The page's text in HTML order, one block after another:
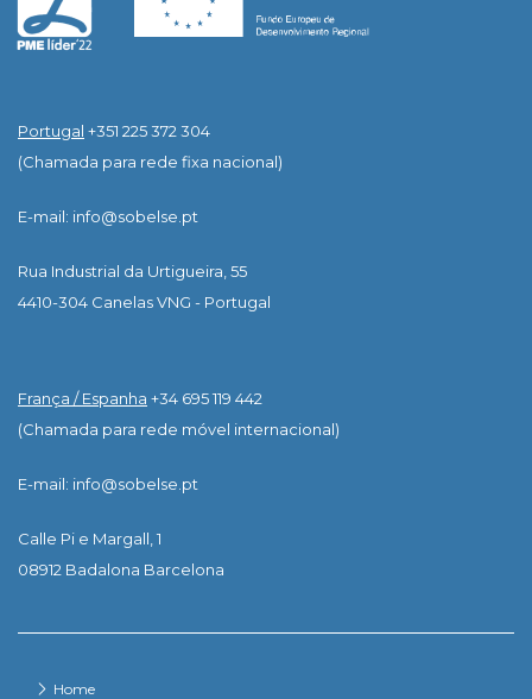
Portugal +351 225 372 304
(Chamada para rede fixa nacional)
E-mail: info@sobelse.pt
Rua Industrial da Urtigueira, 55
4410-304 Canelas VNG - Portugal
França / Espanha +34 695 119 442
(Chamada para rede móvel internacional)
E-mail: info@sobelse.pt
Calle Pi e Margall, 1
08912 Badalona Barcelona
Home